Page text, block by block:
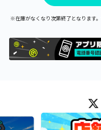
※在庫がなくなり次第終了となります